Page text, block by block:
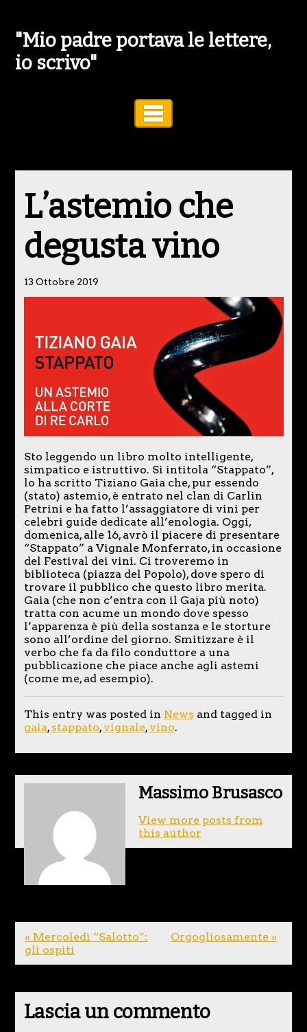
"Mio padre portava le lettere,
io scrivo"
L’astemio che
degusta vino
13 Ottobre 2019
Sto leggendo un libro molto intelligente,
simpatico e istruttivo. Si intitola “Stappato”,
lo ha scritto Tiziano Gaia che, pur essendo
(stato) astemio, è entrato nel clan di Carlin
Petrini e ha fatto l’assaggiatore di vini per
celebri guide dedicate all’enologia. Oggi,
domenica, alle 16, avrò il piacere di presentare
“Stappato” a Vignale Monferrato, in occasione
del Festival dei vini. Ci troveremo in
biblioteca (piazza del Popolo), dove spero di
trovare il pubblico che questo libro merita.
Gaia (che non c’entra con il Gaja più noto)
tratta con acume un mondo dove spesso
l’apparenza è più della sostanza e le storture
sono all’ordine del giorno. Smitizzare è il
verbo che fa da filo conduttore a una
pubblicazione che piace anche agli astemi
(come me, ad esempio).
This entry was posted in News and tagged in
gaia,stappato,vignale,vino.
Massimo Brusasco
View more posts from
this author
« Mercoledì “Salotto”:
gli ospiti
Orgogliosamente »
Lascia un commento